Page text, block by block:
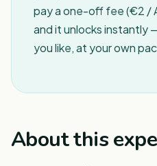
pay a one-off fee (€2 /
and it unlocks instantly
you like, at your own
About this